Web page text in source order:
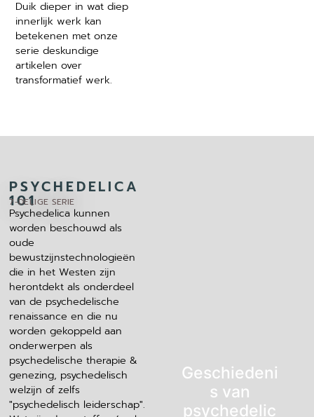
Duik dieper in wat diep
innerlijk werk kan
betekenen met onze
serie deskundige
artikelen over
transformatief werk.
PSYCHEDELICA
101
7-DELIGE SERIE
Psychedelica kunnen
worden beschouwd als
oude
bewustzijnstechnologieën
die in het Westen zijn
herontdekt als onderdeel
van de psychedelische
renaissance en die nu
worden gekoppeld aan
onderwerpen als
psychedelische therapie &
genezing, psychedelisch
welzijn of zelfs
"psychedelisch leiderschap".
Geschiedeni
s van
psychedelic